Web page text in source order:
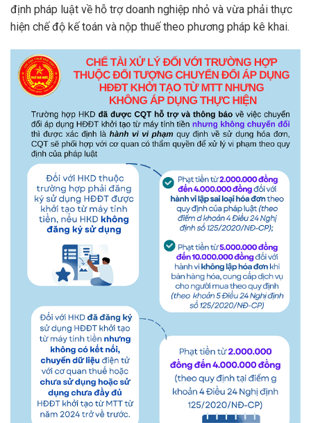
định pháp luật về hỗ trợ doanh nghiệp nhỏ và vừa phải thực
hiện chế độ kế toán và nộp thuế theo phương pháp kê khai.